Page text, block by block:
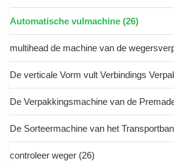
Automatische vulmachine (26)
multihead de machine van de
De verticale Vorm vult Verbindings
De Verpakkingsmachine van de
De Sorteermachine van het
controleer weger (26)